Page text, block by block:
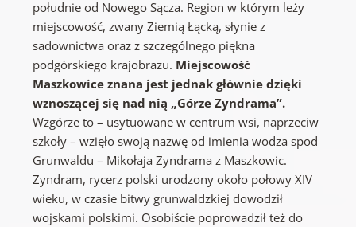
południe od Nowego Sącza. Region w którym leży
miejscowość, zwany Ziemią Łącką, słynie z
sadownictwa oraz z szczególnego piękna
podgórskiego krajobrazu. Miejscowość
Maszkowice znana jest jednak głównie dzięki
wznoszącej się nad nią „Górze Zyndrama”.
Wzgórze to – usytuowane w centrum wsi, naprzeciw
szkoły – wzięło swoją nazwę od imienia wodza spod
Grunwaldu – Mikołaja Zyndrama z Maszkowic.
Zyndram, rycerz polski urodzony około połowy XIV
wieku, w czasie bitwy grunwaldzkiej dowodził
wojskami polskimi. Osobiście poprowadził też do